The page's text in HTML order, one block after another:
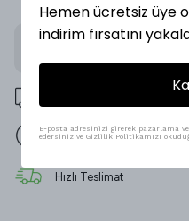
Stoğa
500 TL üzeri ücretsiz
14 gün içinde iade
Hızlı Teslimat
Hemen ücretsiz üye
indirim fırsatını
E-posta adresinizi girerek pazarlama
edersiniz ve Gizlilik Politikamızı